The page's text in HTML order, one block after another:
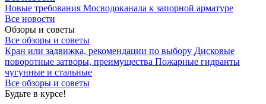
Размер резьбы
Размер резьбы
Характеризует тип и размер
присоединительной резьбы
Строительная высота
Новые требования Мосводоканала к запорной арматуре
Все новости
Обзоры и советы
Все обзоры и советы
Кран или задвижка, рекомендации по выбору Дисковые
поворотные затворы, преимущества Пожарные гидранты
чугунные и стальные
Все обзоры и советы
Будьте в курсе!